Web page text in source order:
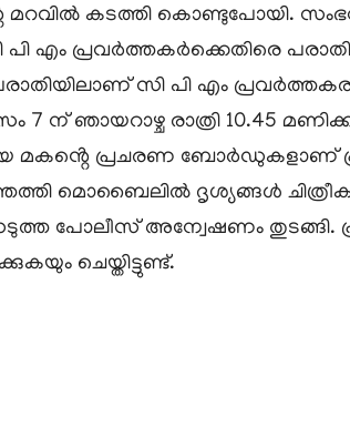
മറവിൽ കടത്തി കൊണ്ടുപോയി.
എം പ്രവർത്തകർക്കെതിരെ
സി പി എം
ഞായറാഴ്ച രാത്രി 10.45
മകൻ്റെ പ്രചരണ ബോർഡുകളാണ്
മൊബൈലിൽ ദൃശ്യങ്ങൾ
പോലീസ് അന്വേഷണം
ചെയ്തിട്ടുണ്ട്.